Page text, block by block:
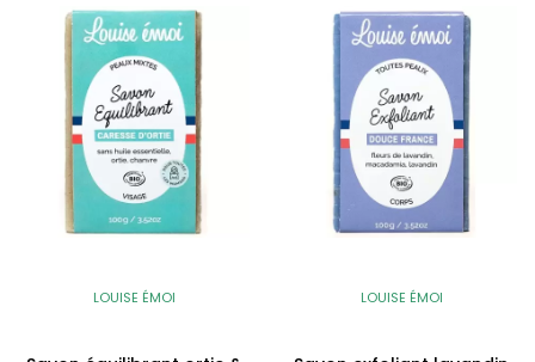
LOUISE ÉMOI LOUISE ÉMOI